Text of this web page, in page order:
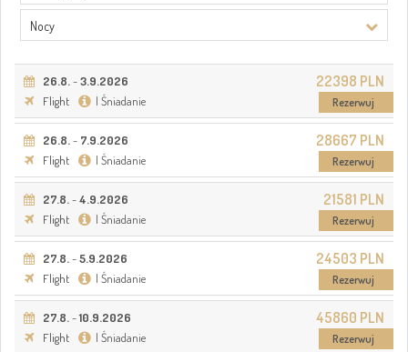
Nocy
26.8.-3.9.2026
Flight
| Śniadanie
22398 PLN
Rezerwuj
26.8.- 7.9.2026
Flight
| Śniadanie
28667 PLN
Rezerwuj
27.8.-4.9.2026
Flight
| Śniadanie
21581 PLN
Rezerwuj
27.8.-5.9.2026
Flight
| Śniadanie
24503 PLN
Rezerwuj
27.8.-10.9.2026
Flight
| Śniadanie
45860 PLN
Rezerwuj